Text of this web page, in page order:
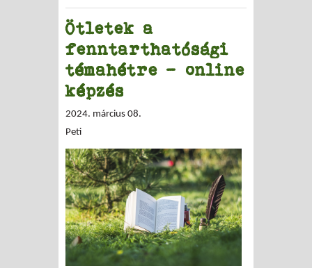
Ötletek a
fenntarthatósági
témahétre - online
képzés
2024. március 08.
Peti